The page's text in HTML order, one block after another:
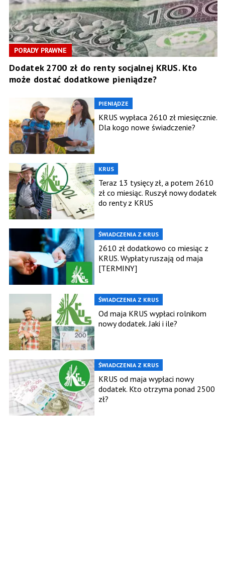
PORADY PRAWNE
Dodatek 2700 zł do renty socjalnej KRUS. Kto
może dostać dodatkowe pieniądze?
PIENIĄDZE
KRUS wypłaca 2610 zł miesięcznie.
Dla kogo nowe świadczenie?
KRUS
Teraz 13 tysięcy zł, a potem 2610
zł co miesiąc. Ruszył nowy dodatek
do renty z KRUS
ŚWIADCZENIA Z KRUS
2610 zł dodatkowo co miesiąc z
KRUS. Wypłaty ruszają od maja
[TERMINY]
ŚWIADCZENIA Z KRUS
Od maja KRUS wypłaci rolnikom
nowy dodatek. Jaki i ile?
ŚWIADCZENIA Z KRUS
KRUS od maja wypłaci nowy
dodatek. Kto otrzyma ponad 2500
zł?